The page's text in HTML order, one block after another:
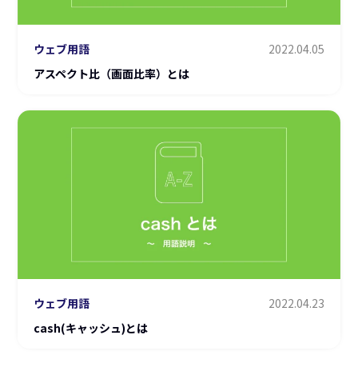
ウェブ用語
2022.04.05
アスペクト比（画面比率）とは
ウェブ用語
2022.04.23
cash(キャッシュ)とは